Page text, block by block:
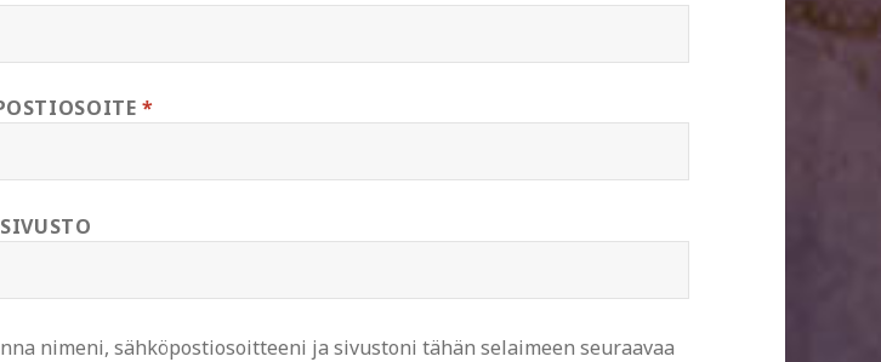
*
nimeni, sähköpostiosoitteeni ja sivustoni tähän selaimeen seuraavaa